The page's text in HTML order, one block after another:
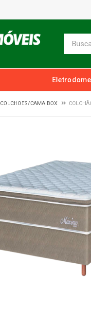
COLCHOES/CAMA BOX